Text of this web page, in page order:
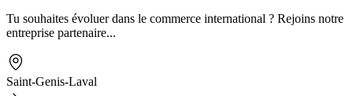
Tu souhaites évoluer dans le commerce international ? Rejoins notre
entreprise partenaire...
Saint-Genis-Laval